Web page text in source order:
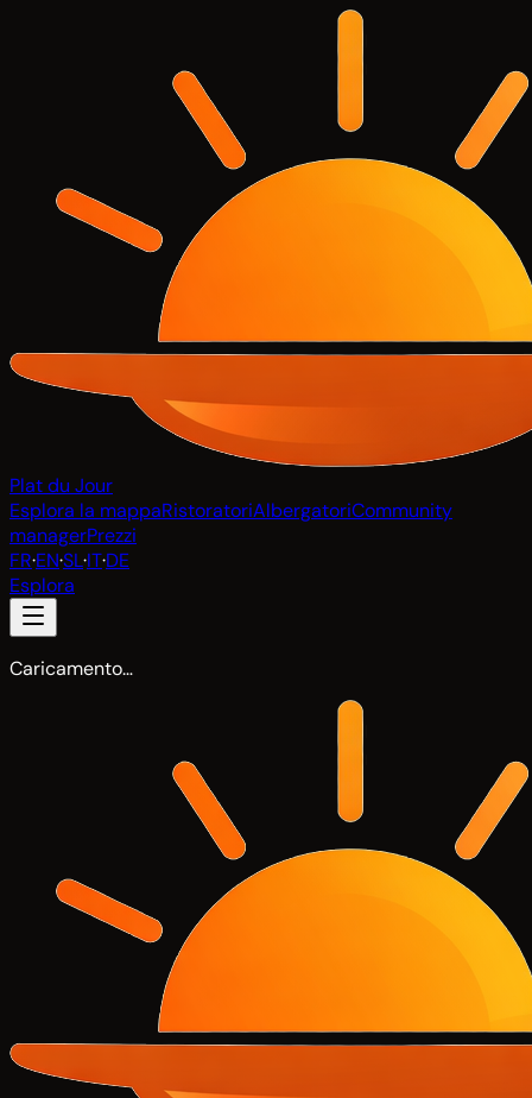
Plat du Jour
Esplora la mappaRistoratoriAlbergatoriCommunity
managerPrezzi
FR·EN·SL·IT·DE
Esplora
Caricamento…